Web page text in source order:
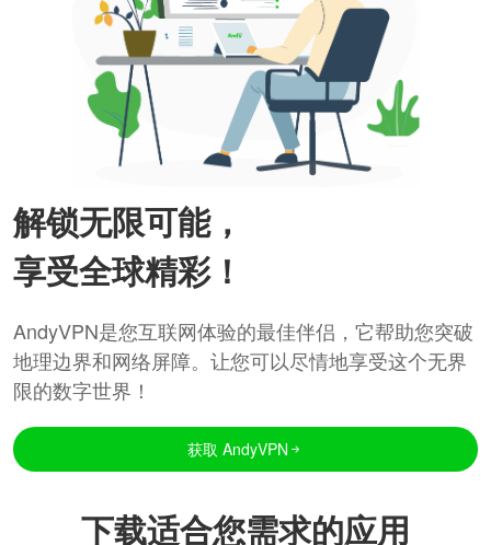
解锁无限可能，
享受全球精彩！
AndyVPN是您互联网体验的最佳伴侣，它帮助您突破
地理边界和网络屏障。让您可以尽情地享受这个无界
限的数字世界！
获取 AndyVPN
下载适合您需求的应用